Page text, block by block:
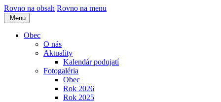
Rovno na obsah Rovno na menu
Menu
Obec
O nás
Aktuality
Kalendár podujatí
Fotogaléria
Obec
Rok 2026
Rok 2025